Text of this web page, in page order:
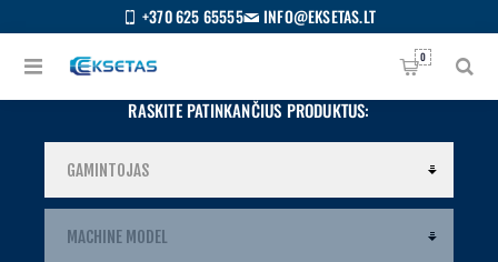
+370 625 65555 INFO@EKSETAS.LT
0
RASKITE PATINKANČIUS PRODUKTUS: